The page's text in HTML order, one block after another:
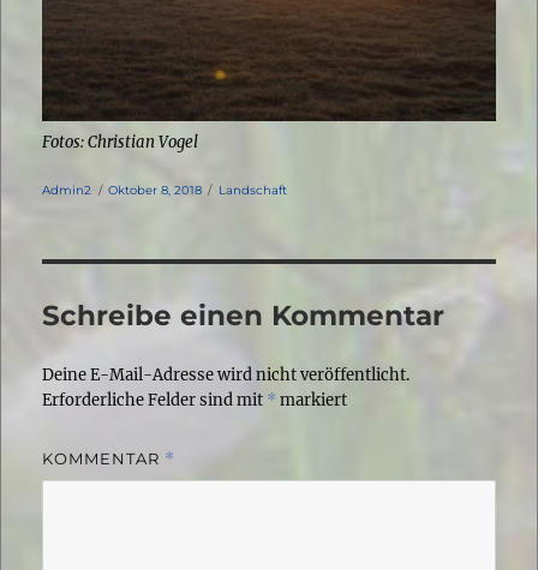
Fotos: Christian Vogel
Autor
Admin2
Veröffentlicht
Oktober 8, 2018 Kategorien
Landschaft
Schreibe einen Kommentar
Deine E-Mail-Adresse wird nicht veröffentlicht.
Erforderliche Felder sind mit * markiert
KOMMENTAR *